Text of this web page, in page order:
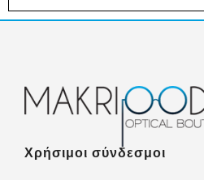
Χρήσιμοι σύνδεσμοι